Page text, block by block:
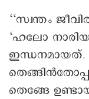
‘‘സ്വന്തം
‘ഹലോ
ഇന്ധനമായത്.
തെങ്ങേ